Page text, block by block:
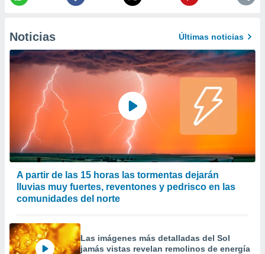
e
publicidad
1199
Noticias Últimas noticias
A partir de las 15 horas las tormentas dejarán
lluvias muy fuertes, reventones y pedrisco en las
comunidades del norte
Las imágenes más detalladas del Sol
jamás vistas revelan remolinos de energía